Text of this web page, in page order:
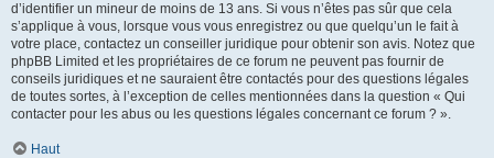
d’identifier un mineur de moins de 13 ans. Si vous n’êtes pas sûr que cela
s’applique à vous, lorsque vous vous enregistrez ou que quelqu’un le fait à
votre place, contactez un conseiller juridique pour obtenir son avis. Notez que
phpBB Limited et les propriétaires de ce forum ne peuvent pas fournir de
conseils juridiques et ne sauraient être contactés pour des questions légales
de toutes sortes, à l’exception de celles mentionnées dans la question « Qui
contacter pour les abus ou les questions légales concernant ce forum ? ».
Haut